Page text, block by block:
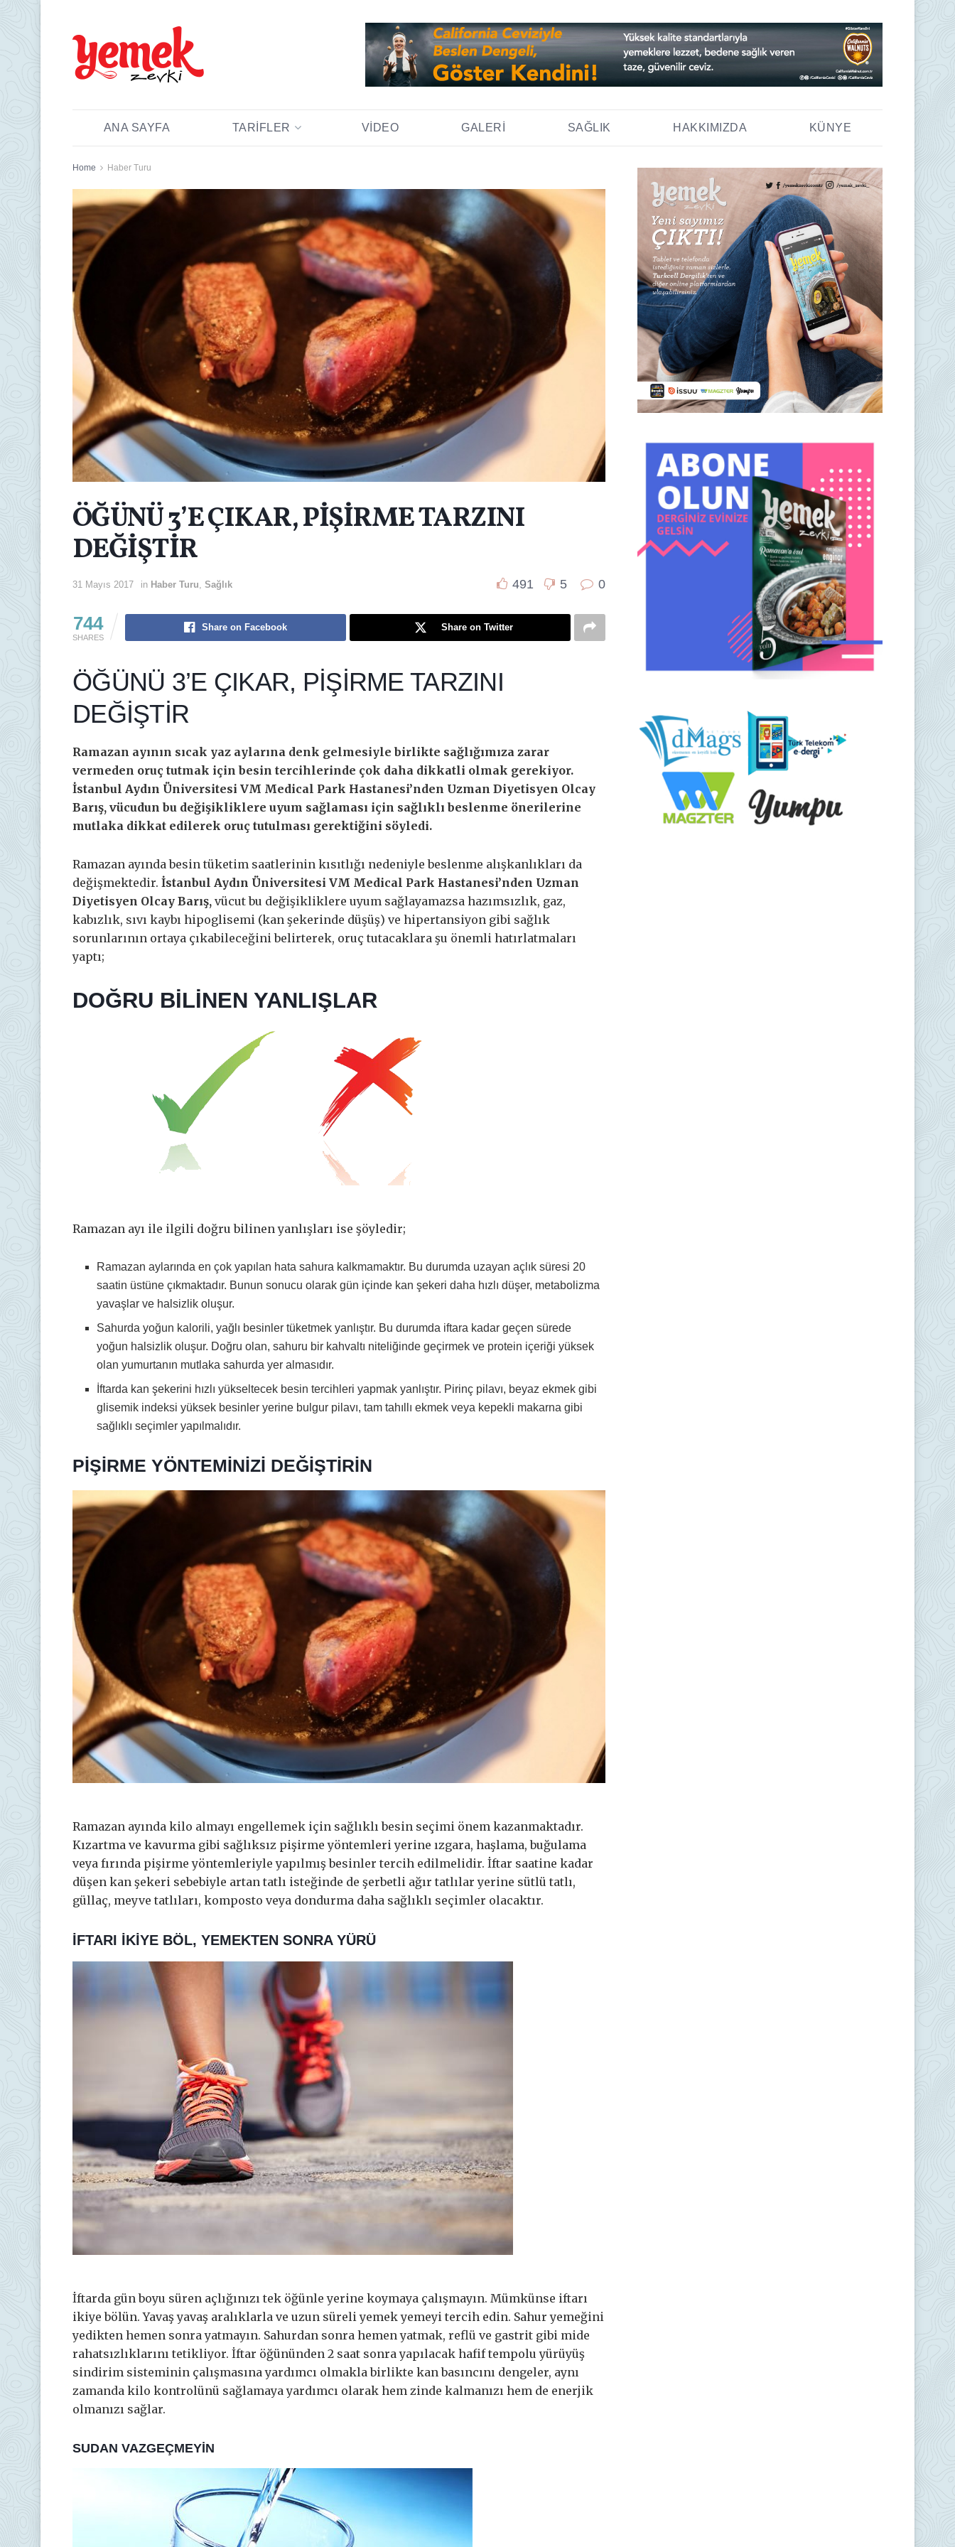
ANA SAYFA TARIFLER VIDEO GALERI SAĞLIK HAKKIMIZDA KÜNYE
Home Haber Turu
ÖĞÜNÜ 3’E ÇIKAR, PİŞİRME TARZINI
DEĞİŞTİR
31 Mayıs 2017 in Haber Turu Sağlık 491 5 0
744
SHARES
Share on Facebook Share on Twitter
ÖĞÜNÜ 3’E ÇIKAR, PİŞİRME TARZINI
DEĞİŞTİR
Ramazan ayının sıcak yaz aylarına denk gelmesiyle birlikte sağlığımıza zarar
vermeden oruç tutmak için besin tercihlerinde çok daha dikkatli olmak gerekiyor.
İstanbul Aydın Üniversitesi VM Medical Park Hastanesi’nden Uzman Diyetisyen Olcay
Barış, vücudun bu değişikliklere uyum sağlaması için sağlıklı beslenme önerilerine
mutlaka dikkat edilerek oruç tutulması gerektiğini söyledi.
Ramazan ayında besin tüketim saatlerinin kısıtlığı nedeniyle beslenme alışkanlıkları da
değişmektedir. İstanbul Aydın Üniversitesi VM Medical Park Hastanesi’nden Uzman
Diyetisyen Olcay Barış, vücut bu değişikliklere uyum sağlayamazsa hazımsızlık, gaz,
kabızlık, sıvı kaybı hipoglisemi (kan şekerinde düşüş) ve hipertansiyon gibi sağlık
sorunlarının ortaya çıkabileceğini belirterek, oruç tutacaklara şu önemli hatırlatmaları
yaptı;
DOĞRU BİLİNEN YANLIŞLAR
Ramazan ayı ile ilgili doğru bilinen yanlışları ise şöyledir;
Ramazan aylarında en çok yapılan hata sahura kalkmamaktır. Bu durumda uzayan açlık süresi 20
saatin üstüne çıkmaktadır. Bunun sonucu olarak gün içinde kan şekeri daha hızlı düşer, metabolizma
yavaşlar ve halsizlik oluşur.
Sahurda yoğun kalorili, yağlı besinler tüketmek yanlıştır. Bu durumda iftara kadar geçen sürede
yoğun halsizlik oluşur. Doğru olan, sahuru bir kahvaltı niteliğinde geçirmek ve protein içeriği yüksek
olan yumurtanın mutlaka sahurda yer almasıdır.
İftarda kan şekerini hızlı yükseltecek besin tercihleri yapmak yanlıştır. Pirinç pilavı, beyaz ekmek gibi
glisemik indeksi yüksek besinler yerine bulgur pilavı, tam tahıllı ekmek veya kepekli makarna gibi
sağlıklı seçimler yapılmalıdır.
PİŞİRME YÖNTEMİNİZİ DEĞİŞTİRİN
Ramazan ayında kilo almayı engellemek için sağlıklı besin seçimi önem kazanmaktadır.
Kızartma ve kavurma gibi sağlıksız pişirme yöntemleri yerine ızgara, haşlama, buğulama
veya fırında pişirme yöntemleriyle yapılmış besinler tercih edilmelidir. İftar saatine kadar
düşen kan şekeri sebebiyle artan tatlı isteğinde de şerbetli ağır tatlılar yerine sütlü tatlı,
güllaç, meyve tatlıları, komposto veya dondurma daha sağlıklı seçimler olacaktır.
İFTARI İKİYE BÖL, YEMEKTEN SONRA YÜRÜ
İftarda gün boyu süren açlığınızı tek öğünle yerine koymaya çalışmayın. Mümkünse iftarı
ikiye bölün. Yavaş yavaş aralıklarla ve uzun süreli yemek yemeyi tercih edin. Sahur yemeğini
yedikten hemen sonra yatmayın. Sahurdan sonra hemen yatmak, reflü ve gastrit gibi mide
rahatsızlıklarını tetikliyor. İftar öğününden 2 saat sonra yapılacak hafif tempolu yürüyüş
sindirim sisteminin çalışmasına yardımcı olmakla birlikte kan basıncını dengeler, aynı
zamanda kilo kontrolünü sağlamaya yardımcı olarak hem zinde kalmanızı hem de enerjik
olmanızı sağlar.
SUDAN VAZGEÇMEYİN